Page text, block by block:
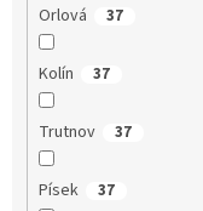
Orlová 37
Kolín 37
Trutnov 37
Písek 37